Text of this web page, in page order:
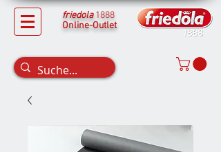
friedola 1888
Online-Outlet